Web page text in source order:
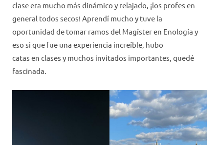
clase era mucho más dinámico y relajado, ¡los profes en
general todos secos! Aprendí mucho y tuve la
oportunidad de tomar ramos del Magíster en Enología y
eso si que fue una experiencia increíble, hubo
catas en clases y muchos invitados importantes, quedé
fascinada.